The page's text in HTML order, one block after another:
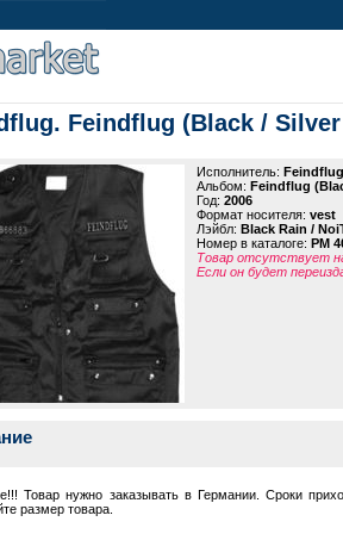
Feindflug (Black /
Исполнитель: Feindflug
Альбом: Feindflug
Год: 2006
Формат носителя: vest
Лэйбл: Black Rain /
Номер в каталоге: PM
Товар отсутствует
Если он будет
Товар нужно заказывать в Германии. Сроки
размер товара.